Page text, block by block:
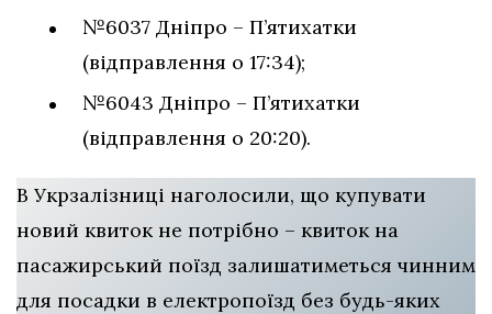
№6037 Дніпро – П’ятихатки
(відправлення о 17:34);
№6043 Дніпро – П’ятихатки
(відправлення о 20:20).
В Укрзалізниці наголосили, що купувати
новий квиток не потрібно – квиток на
пасажирський поїзд залишатиметься чинним
для посадки в електропоїзд без будь-яких